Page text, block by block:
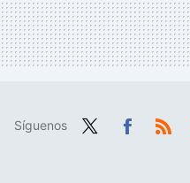
Síguenos